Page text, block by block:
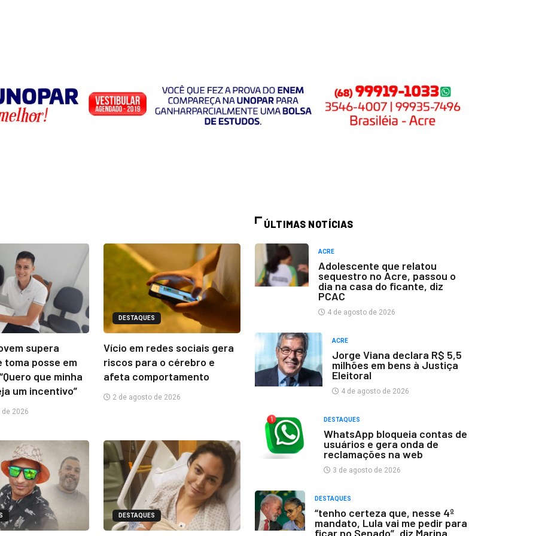
supera
toma posse em
que minha
um incentivo”
2026
DESTAQUES
Vício em redes sociais gera
riscos para o cérebro e
afeta comportamento
2 de agosto de 2026
DESTAQUES
ÚLTIMAS NOTÍCIAS
ACRE
Adolescente que relatou
sequestro no Acre, passou o
dia na casa do ficante, diz
PCAC
4 de agosto de 2026
ACRE
Jorge Viana declara R$ 5,5
milhões em bens à Justiça
Eleitoral
4 de agosto de 2026
DESTAQUES
WhatsApp bloqueia contas de
usuários e gera onda de
reclamações na web
3 de agosto de 2026
DESTAQUES
“tenho certeza que, nesse 4º
mandato, Lula vai me pedir para
ficar no Senado”, diz Marina